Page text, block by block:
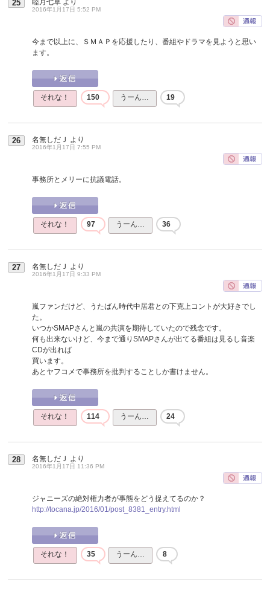
25
2016年1月17日 5:52 PM
今まで以上に、ＳＭＡＰを応援したり、番組やドラマを見ようと思い
ます。
それな！ 150 うーん… 19
26 名無しだＪ より
2016年1月17日 7:55 PM
事務所とメリーに抗議電話。
それな！ 97 うーん… 36
27 名無しだＪ より
2016年1月17日 9:33 PM
嵐ファンだけど、うたばん時代中居君との下克上コントが大好きでし
た。
いつかSMAPさんと嵐の共演を期待していたので残念です。
何も出来ないけど、今まで通りSMAPさんが出てる番組は見るし音楽
CDが出れば
買います。
あとヤフコメで事務所を批判することしか書けません。
それな！ 114 うーん… 24
28 名無しだＪ より
2016年1月17日 11:36 PM
ジャニーズの絶対権力者が事態をどう捉えてるのか？
http://tocana.jp/2016/01/post_8381_entry.html
それな！ 35 うーん… 8